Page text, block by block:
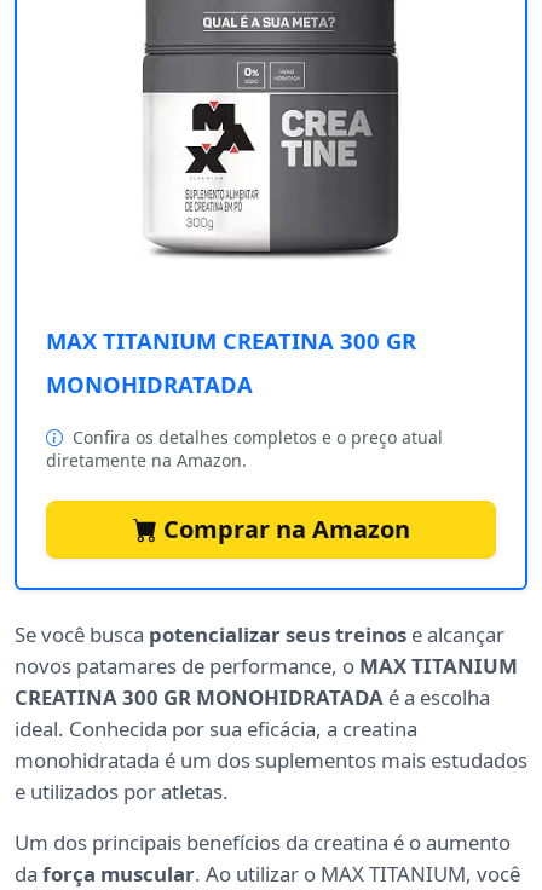
MAX TITANIUM CREATINA 300 GR
MONOHIDRATADA
Confira os detalhes completos e o preço atual
diretamente na Amazon.
Comprar na Amazon
Se você busca potencializar seus treinos e alcançar
novos patamares de performance, o MAX TITANIUM
CREATINA 300 GR MONOHIDRATADA é a escolha
ideal. Conhecida por sua eficácia, a creatina
monohidratada é um dos suplementos mais estudados
e utilizados por atletas.
Um dos principais benefícios da creatina é o aumento
da força muscular. Ao utilizar o MAX TITANIUM, você